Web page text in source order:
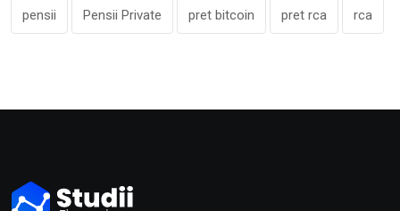
pensii Pensii Private pret bitcoin pret rca rca